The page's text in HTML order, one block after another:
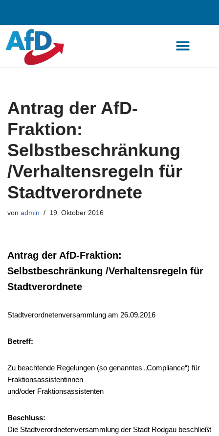
Zum
Inhalt
springen
Antrag der AfD-
Fraktion:
Selbstbeschränkung
/Verhaltensregeln für
Stadtverordnete
von admin 19. Oktober 2016
Antrag der AfD-Fraktion:
Selbstbeschränkung /Verhaltensregeln für
Stadtverordnete
Stadtverordnetenversammlung am 26.09.2016
Betreff:
Zu beachtende Regelungen (so genanntes „Compliance“) für
Fraktionsassistentinnen
und/oder Fraktionsassistenten
Beschluss:
Die Stadtverordnetenversammlung der Stadt Rodgau beschließt